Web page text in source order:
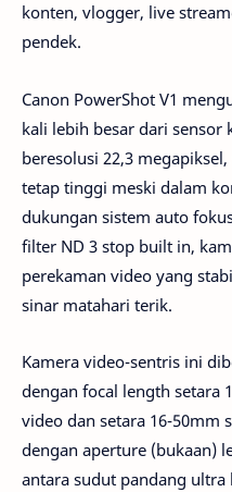
konten, vlogger, live
pendek.
Canon PowerShot V1
kali lebih besar dari sensor
beresolusi 22,3
tetap tinggi meski dalam
dukungan sistem auto
filter ND 3 stop built in,
perekaman video yang
sinar matahari terik.
Kamera video-sentris ini
dengan focal length setara
video dan setara 16-50mm
dengan aperture (bukaan)
antara sudut pandang